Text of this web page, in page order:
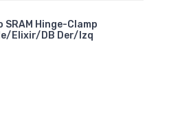
Hinge-Clamp
Elixir/DB Der/Izq